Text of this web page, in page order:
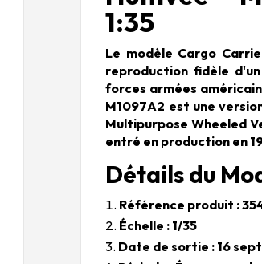
1:35
Le modèle Cargo
reproduction fidèle
forces armées
M1097A2 est une
Multipurpose Wheeled
entré en production en
Détails du
Référence produit :
Échelle : 1/35
Date de sortie : 16